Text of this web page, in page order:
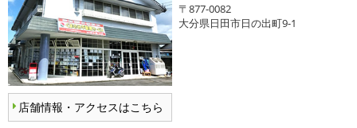
店舗情報・アクセスはこちら
〒877-0082
大分県日田市日の出町9-1